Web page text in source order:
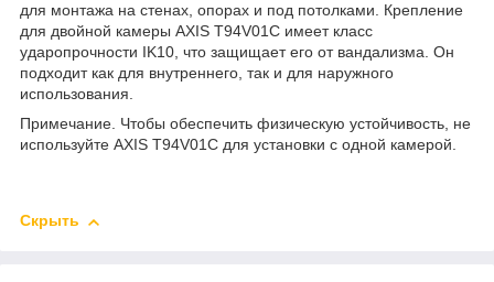
для монтажа на стенах, опорах и под потолками. Крепление
для двойной камеры AXIS T94V01C имеет класс
ударопрочности IK10, что защищает его от вандализма. Он
подходит как для внутреннего, так и для наружного
использования.
Примечание. Чтобы обеспечить физическую устойчивость, не
используйте AXIS T94V01C для установки с одной камерой.
Скрыть